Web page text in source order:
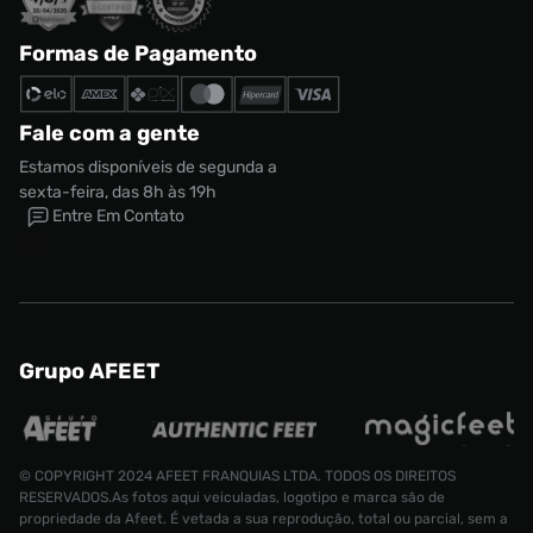
Formas de Pagamento
Fale com a gente
Estamos disponíveis de segunda a
sexta-feira, das 8h às 19h
Entre Em Contato
Grupo AFEET
© COPYRIGHT 2024 AFEET FRANQUIAS LTDA. TODOS OS DIREITOS
RESERVADOS.As fotos aqui veiculadas, logotipo e marca são de
propriedade da Afeet. É vetada a sua reprodução, total ou parcial, sem a